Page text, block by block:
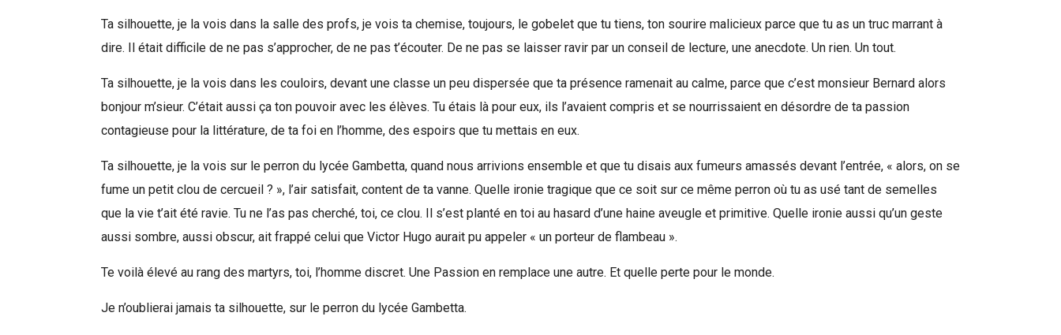
Ta silhouette, je la vois dans la salle des profs, je vois ta chemise, toujours, le gobelet que tu tiens, ton sourire malicieux parce que tu as un truc marrant à
dire. Il était difficile de ne pas s’approcher, de ne pas t’écouter. De ne pas se laisser ravir par un conseil de lecture, une anecdote. Un rien. Un tout.
Ta silhouette, je la vois dans les couloirs, devant une classe un peu dispersée que ta présence ramenait au calme, parce que c’est monsieur Bernard alors
bonjour m’sieur. C’était aussi ça ton pouvoir avec les élèves. Tu étais là pour eux, ils l’avaient compris et se nourrissaient en désordre de ta passion
contagieuse pour la littérature, de ta foi en l’homme, des espoirs que tu mettais en eux.
Ta silhouette, je la vois sur le perron du lycée Gambetta, quand nous arrivions ensemble et que tu disais aux fumeurs amassés devant l’entrée, « alors, on se
fume un petit clou de cercueil ? », l’air satisfait, content de ta vanne. Quelle ironie tragique que ce soit sur ce même perron où tu as usé tant de semelles
que la vie t’ait été ravie. Tu ne l’as pas cherché, toi, ce clou. Il s’est planté en toi au hasard d’une haine aveugle et primitive. Quelle ironie aussi qu’un geste
aussi sombre, aussi obscur, ait frappé celui que Victor Hugo aurait pu appeler « un porteur de flambeau ».
Te voilà élevé au rang des martyrs, toi, l’homme discret. Une Passion en remplace une autre. Et quelle perte pour le monde.
Je n’oublierai jamais ta silhouette, sur le perron du lycée Gambetta.